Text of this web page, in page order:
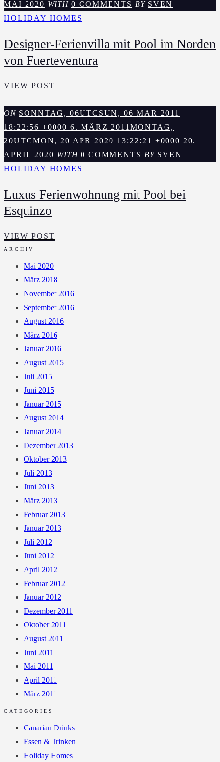
MAI 2020 WITH 0 COMMENTS BY SVEN
HOLIDAY HOMES
Designer-Ferienvilla mit Pool im Norden
von Fuerteventura
VIEW POST
MIT
POOL
IM
NORDEN
VON
ON SONNTAG, 06UTCSUN, 06 MAR 2011
18:22:56 +0000 6. MÄRZ 2011 MONTAG,
20UTCMON, 20 APR 2020 13:22:21 +0000 20.
APRIL 2020 WITH 0 COMMENTS BY SVEN
HOLIDAY HOMES
Luxus Ferienwohnung mit Pool bei
Esquinzo
VIEW POST
POOL
BEI
ESQUINZO
ARCHIV
Mai 2020
März 2018
November 2016
September 2016
August 2016
März 2016
Januar 2016
August 2015
Juli 2015
Juni 2015
Januar 2015
August 2014
Januar 2014
Dezember 2013
Oktober 2013
Juli 2013
Juni 2013
März 2013
Februar 2013
Januar 2013
Juli 2012
Juni 2012
April 2012
Februar 2012
Januar 2012
Dezember 2011
Oktober 2011
August 2011
Juni 2011
Mai 2011
April 2011
März 2011
CATEGORIES
Canarian Drinks
Essen & Trinken
Holiday Homes